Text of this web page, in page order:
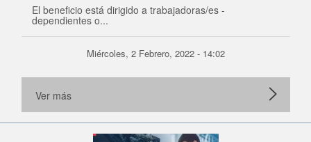
El beneficio está dirigido a trabajadoras/es -
dependientes o...
Miércoles, 2 Febrero, 2022 - 14:02
Ver más